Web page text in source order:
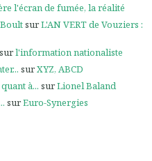
l'écran de fumée, la réalité
surL'AN VERT de Vouziers :
surl'information nationaliste
surXYZ, ABCD
à... surLionel Baland
surEuro-Synergies